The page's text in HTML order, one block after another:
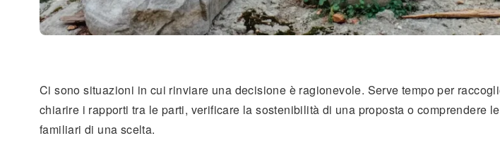
Ci sono situazioni in cui rinviare una decisione è ragionevole. Serve tempo per
chiarire i rapporti tra le parti, verificare la sostenibilità di una proposta o comprendere
familiari di una scelta.